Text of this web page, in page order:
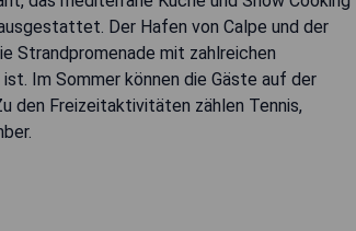
Der Hafen von Calpe und der
Strandpromenade mit zahlreichen
Im Sommer können die Gäste auf der
den Freizeitaktivitäten zählen Tennis,